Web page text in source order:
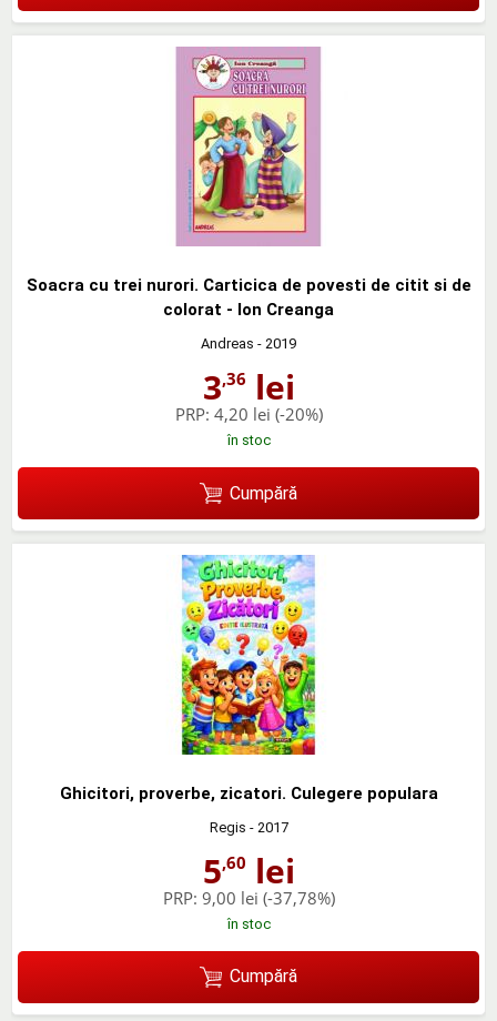
Soacra cu trei nurori. Carticica de povesti de citit si de
colorat - Ion Creanga
Andreas - 2019
3,36 lei
PRP: 4,20 lei (-20%)
în stoc
Cumpără
Ghicitori, proverbe, zicatori. Culegere populara
Regis - 2017
5,60 lei
PRP: 9,00 lei (-37,78%)
în stoc
Cumpără